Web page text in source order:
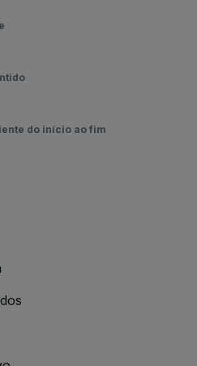
do início ao fim